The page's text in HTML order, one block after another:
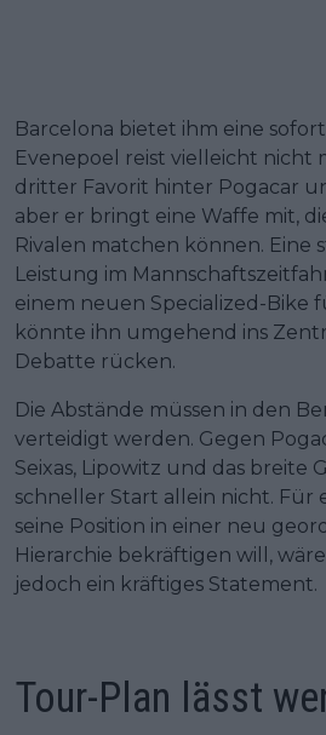
Barcelona bietet ihm eine
Evenepoel reist vielleicht nicht
dritter Favorit hinter Pogacar
aber er bringt eine Waffe mit,
Rivalen matchen können. Eine
Leistung im
einem neuen Specialized-Bike
könnte ihn umgehend ins
Debatte rücken.
Die Abstände müssen in den
verteidigt werden. Gegen
Seixas, Lipowitz und das breite
schneller Start allein nicht. Für
seine Position in einer neu
Hierarchie bekräftigen will,
jedoch ein kräftiges Statement.
Tour-Plan lässt